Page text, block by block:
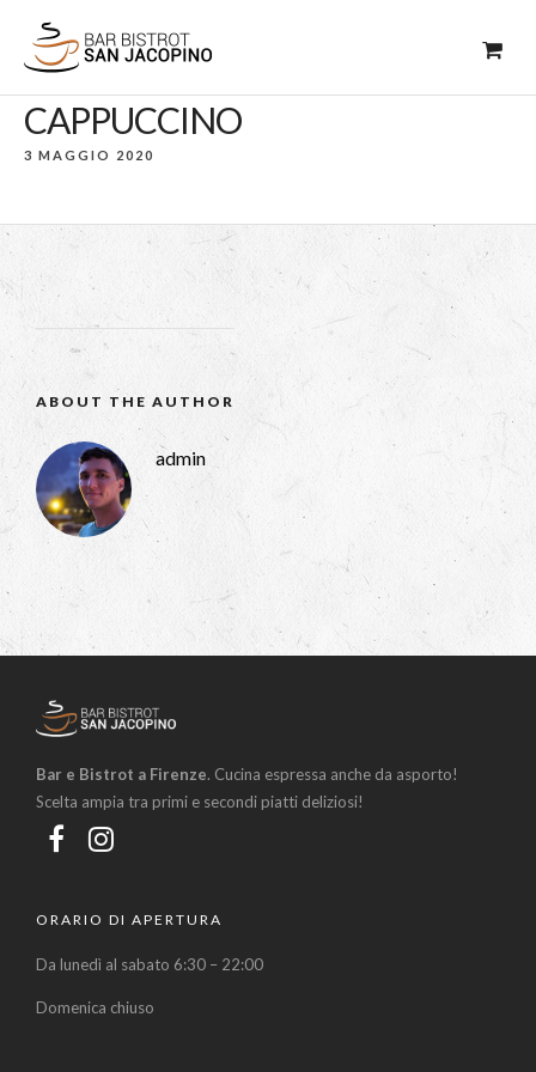
CAPPUCCINO
3 MAGGIO 2020
ABOUT THE AUTHOR
admin
Bar e Bistrot a Firenze. Cucina espressa anche da asporto!
Scelta ampia tra primi e secondi piatti deliziosi!
ORARIO DI APERTURA
Da lunedì al sabato 6:30 – 22:00
Domenica chiuso